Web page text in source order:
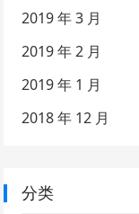
2019 年 3 月
2019 年 2 月
2019 年 1 月
2018 年 12 月
分类